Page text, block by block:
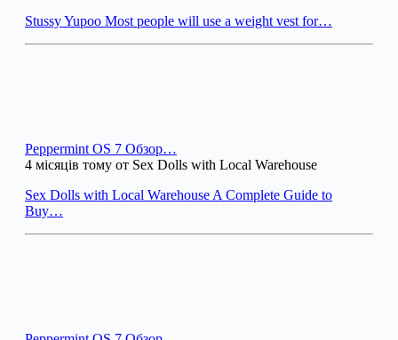
Stussy Yupoo Most people will use a weight vest for…
Peppermint OS 7 Обзор…
4 місяців тому от Sex Dolls with Local Warehouse
Sex Dolls with Local Warehouse A Complete Guide to
Buy…